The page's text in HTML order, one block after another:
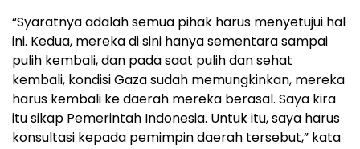
“Syaratnya adalah semua pihak harus menyetujui hal
ini. Kedua, mereka di sini hanya sementara sampai
pulih kembali, dan pada saat pulih dan sehat
kembali, kondisi Gaza sudah memungkinkan, mereka
harus kembali ke daerah mereka berasal. Saya kira
itu sikap Pemerintah Indonesia. Untuk itu, saya harus
konsultasi kepada pemimpin daerah tersebut,” kata